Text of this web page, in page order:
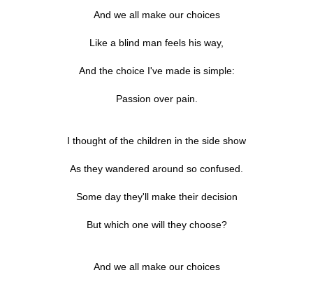
And we all make our choices
Like a blind man feels his way,
And the choice I've made is simple:
Passion over pain.
I thought of the children in the side show
As they wandered around so confused.
Some day they'll make their decision
But which one will they choose?
And we all make our choices